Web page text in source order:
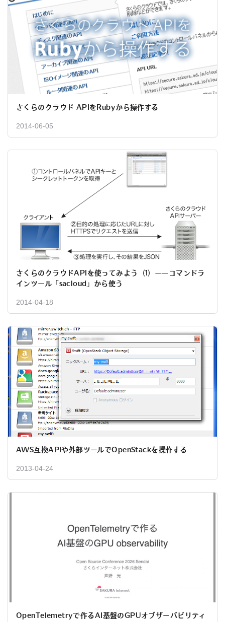
さくらのクラウド APIをRubyから操作する
2014-06-05
さくらのクラウドAPIを使ってみよう（1）——コマンドラ
インツール「sacloud」から使う
2014-04-18
AWS互換APIや外部ツールでOpenStackを操作する
2013-04-24
OpenTelemetryで作るAI基盤のGPUオブザーバビリティ